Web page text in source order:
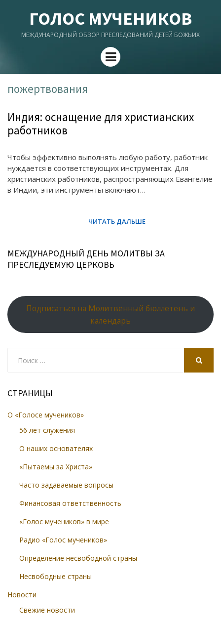
ГОЛОС МУЧЕНИКОВ
МЕЖДУНАРОДНЫЙ ОБЗОР ПРЕСЛЕДОВАНИЙ ДЕТЕЙ БОЖЬИХ
Menu
пожертвования
Индия: оснащение для христианских
работников
Чтобы эффективно выполнять любую работу, работник
нуждается в соответствующих инструментах. Для
христианских работников, распространяющих Евангелие
в Индии, эти инструменты включают…
МЕЖДУНАРОДНЫЙ ДЕНЬ МОЛИТВЫ ЗА
ПРЕСЛЕДУЕМУЮ ЦЕРКОВЬ
Подписаться на Молитвенный бюллетень и
календарь
СТРАНИЦЫ
О «Голосе мучеников»
56 лет служения
О наших основателях
«Пытаемы за Христа»
Часто задаваемые вопросы
Финансовая ответственность
«Голос мучеников» в мире
Радио «Голос мучеников»
Определение несвободной страны
Несвободные страны
Новости
Свежие новости